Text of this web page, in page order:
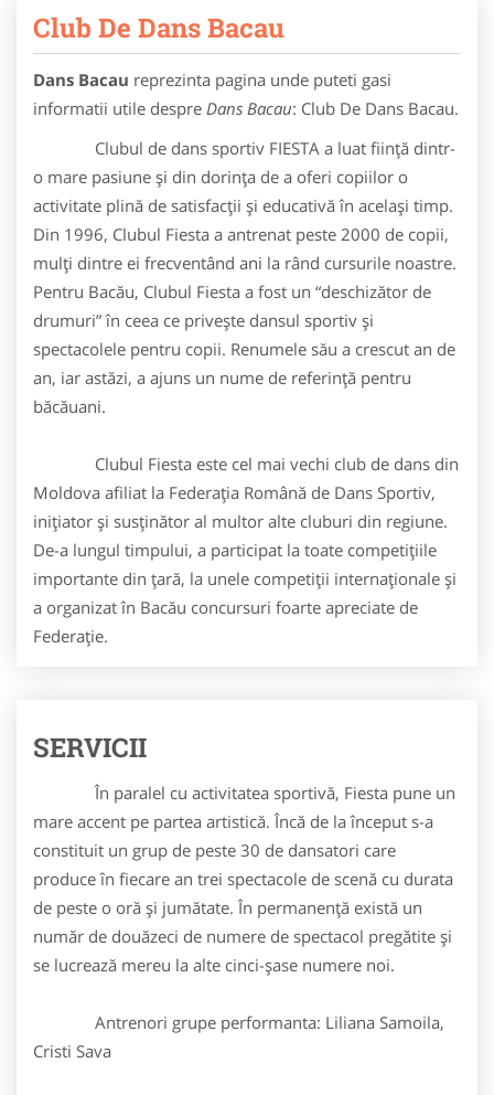
Club De Dans Bacau
Dans Bacau reprezinta pagina unde puteti gasi
informatii utile despre Dans Bacau: Club De Dans Bacau.
Clubul de dans sportiv FIESTA a luat fiinţă dintr-
o mare pasiune şi din dorinţa de a oferi copiilor o
activitate plină de satisfacţii şi educativă în acelaşi timp.
Din 1996, Clubul Fiesta a antrenat peste 2000 de copii,
mulţi dintre ei frecventând ani la rând cursurile noastre.
Pentru Bacău, Clubul Fiesta a fost un “deschizător de
drumuri” în ceea ce priveşte dansul sportiv şi
spectacolele pentru copii. Renumele său a crescut an de
an, iar astăzi, a ajuns un nume de referinţă pentru
băcăuani.
Clubul Fiesta este cel mai vechi club de dans din
Moldova afiliat la Federaţia Română de Dans Sportiv,
iniţiator şi susţinător al multor alte cluburi din regiune.
De-a lungul timpului, a participat la toate competiţiile
importante din ţară, la unele competiţii internaţionale şi
a organizat în Bacău concursuri foarte apreciate de
Federaţie.
SERVICII
În paralel cu activitatea sportivă, Fiesta pune un
mare accent pe partea artistică. Încă de la început s-a
constituit un grup de peste 30 de dansatori care
produce în fiecare an trei spectacole de scenă cu durata
de peste o oră şi jumătate. În permanenţă există un
număr de douăzeci de numere de spectacol pregătite şi
se lucrează mereu la alte cinci-şase numere noi.
Antrenori grupe performanta: Liliana Samoila,
Cristi Sava